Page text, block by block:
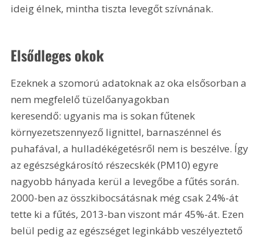
ideig élnek, mintha tiszta levegőt szívnának.
Elsődleges okok
Ezeknek a szomorú adatoknak az oka elsősorban a
nem megfelelő tüzelőanyagokban
keresendő: ugyanis ma is sokan fűtenek
környezetszennyező lignittel, barnaszénnel és
puhafával, a hulladékégetésről nem is beszélve. Így
az egészségkárosító részecskék (PM10) egyre
nagyobb hányada kerül a levegőbe a fűtés során.
2000-ben az összkibocsátásnak még csak 24%-át
tette ki a fűtés, 2013-ban viszont már 45%-át. Ezen
belül pedig az egészséget leginkább veszélyeztető